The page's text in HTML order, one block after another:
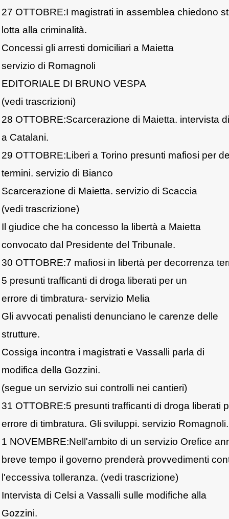
27 OTTOBRE:I magistrati in assemblea chiedono
lotta alla criminalità.
Concessi gli arresti domiciliari a Maietta
servizio di Romagnoli
EDITORIALE DI BRUNO VESPA
(vedi trascrizioni)
28 OTTOBRE:Scarcerazione di Maietta. intervista
a Catalani.
29 OTTOBRE:Liberi a Torino presunti mafiosi per
termini. servizio di Bianco
Scarcerazione di Maietta. servizio di Scaccia
(vedi trascrizione)
Il giudice che ha concesso la libertà a Maietta
convocato dal Presidente del Tribunale.
30 OTTOBRE:7 mafiosi in libertà per decorrenza
5 presunti trafficanti di droga liberati per un
errore di timbratura- servizio Melia
Gli avvocati penalisti denunciano le carenze delle
strutture.
Cossiga incontra i magistrati e Vassalli parla di
modifica della Gozzini.
(segue un servizio sui controlli nei cantieri)
31 OTTOBRE:5 presunti trafficanti di droga liberati
errore di timbratura. Gli sviluppi. servizio Romagnoli.
1 NOVEMBRE:Nell'ambito di un servizio Orefice
breve tempo il governo prenderà provvedimenti
l'eccessiva tolleranza. (vedi trascrizione)
Intervista di Celsi a Vassalli sulle modifiche alla
Gozzini.